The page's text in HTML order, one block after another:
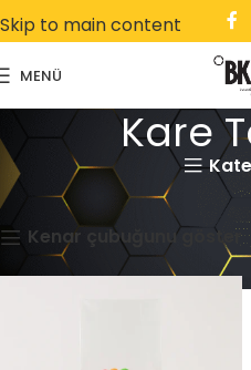
Skip to main content
MENÜ
Kare
Ana Sayfa
Kare Tabanlı
Kenar çubuğunu göster